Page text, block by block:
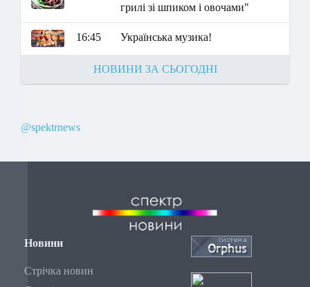
грилі зі шпиком і овочами"
16:45 Українська музика!
НОВИНИ ЗА СЬОГОДНІ
@spektrnews
Новини
Стрічка новин